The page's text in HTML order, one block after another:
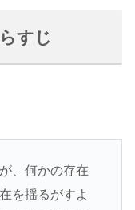
すじ
、何かの存在
を揺るがすよ